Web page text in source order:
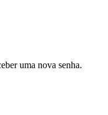
uma nova senha.